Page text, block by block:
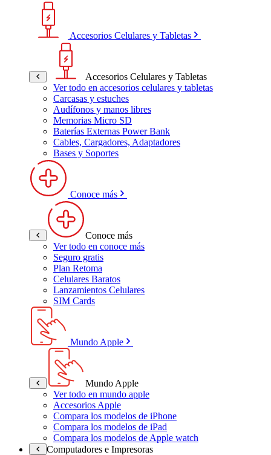
Accesorios Celulares y Tabletas
Accesorios Celulares y Tabletas
Ver todo en accesorios celulares y tabletas
Carcasas y estuches
Audífonos y manos libres
Memorias Micro SD
Baterías Externas Power Bank
Cables, Cargadores, Adaptadores
Bases y Soportes
Conoce más
Conoce más
Ver todo en conoce más
Seguro gratis
Plan Retoma
Celulares Baratos
Lanzamientos Celulares
SIM Cards
Mundo Apple
Mundo Apple
Ver todo en mundo apple
Accesorios Apple
Compara los modelos de iPhone
Compara los modelos de iPad
Compara los modelos de Apple watch
Computadores e Impresoras